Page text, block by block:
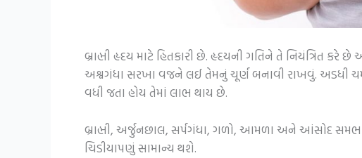
બ્રાહ્મી હૃદય માટે હિતકારી છે. હૃદયની ગતિને તે નિયંત્રિત
અશ્વગંધા સરખા વજને લઈ તેમનું ચૂર્ણ બનાવી રાખવું. અડધી
વધી જતા હોય તેમાં લાભ થાય છે.
બ્રાહ્મી, અર્જુનછાલ, સર્પગંધા, ગળો, આમળા અને આંસોદ
ચિડીયાપણું સામાન્ય થશે.